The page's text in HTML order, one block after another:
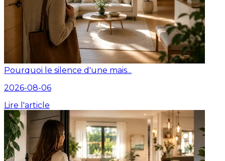
Pourquoi le silence d'une mais...
2026-08-06
Lire l'article